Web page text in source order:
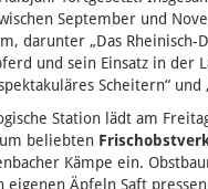
September und
darunter „Das Rheinisch-
und sein Einsatz in der
Scheitern“ und
Station lädt am
beliebten
Kämpe ein.
eigenen Äpfeln Saft pressen